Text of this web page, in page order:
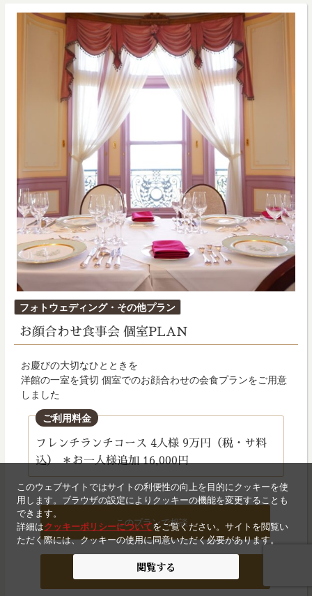
フォトウェディング・その他プラン
日:
お顔合わせ食事会 個室PLAN
お慶びの大切なひとときを
洋館の一室を貸切 個室でのお顔合わせの会食プランをご用意
しました
ご利用料金
フレンチランチコース 4人様 9万円（税・サ料
込） ＊お一人様追加 16,000円
このプランで相談
詳細を表示
このウェブサイトではサイトの利便性の向上を目的にクッキーを使
用します。ブラウザの設定によりクッキーの機能を変更することも
できます。
詳細はクッキーポリシーについてをご覧ください。サイトを閲覧い
ただく際には、クッキーの使用に同意いただく必要があります。
閲覧する